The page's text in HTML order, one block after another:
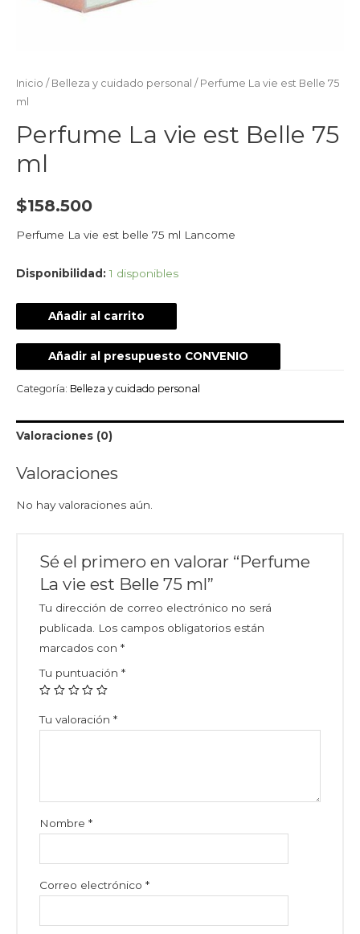
Inicio / Belleza y cuidado personal / Perfume La vie est Belle 75
ml
Perfume La vie est Belle 75
ml
$158.500
Perfume La vie est belle 75 ml Lancome
Disponibilidad: 1 disponibles
Añadir al carrito
Añadir al presupuesto CONVENIO
Categoría: Belleza y cuidado personal
Valoraciones (0)
Valoraciones
No hay valoraciones aún.
Sé el primero en valorar “Perfume
La vie est Belle 75 ml”
Tu dirección de correo electrónico no será
publicada.
Los campos obligatorios están
marcados con*
Tu puntuación*
Tu valoración*
Nombre*
Correo electrónico*